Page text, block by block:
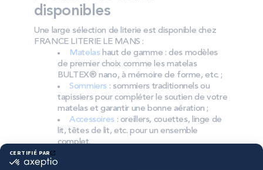
disponibles
Une large sélection de literie est disponible chez
FRANCE LITERIE LE MANS :
Matelashaut de gamme : des modèles
de premier choix comme les matelas
BULTEX® nano, à mémoire de forme, etc. ;
Sommiers : sommiers traditionnels ou
tapissiers pour compléter le soutien de votre
matelas et garantir une bonne aération ;
Accessoires: oreillers, couettes, linge de
lit, têtes de lit, etc. pour un ensemble
complet.
Pourquoi choisir Bultex